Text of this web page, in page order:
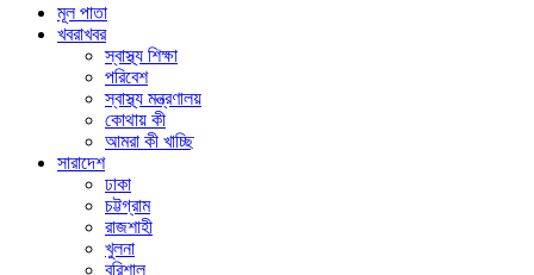
মূল পাতা
খবরাখবর
স্বাস্থ্য শিক্ষা
পরিবেশ
স্বাস্থ্য মন্ত্রণালয়
কোথায় কী
আমরা কী খাচ্ছি
সারাদেশ
ঢাকা
চট্টগ্রাম
রাজশাহী
খুলনা
বরিশাল